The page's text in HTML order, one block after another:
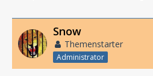
Snow
Themenstarter
Administrator